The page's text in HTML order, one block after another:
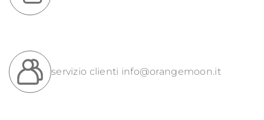
servizio clienti info@orangemoon.it